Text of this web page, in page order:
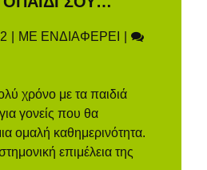
Categories
ΜΕ ΕΝΔΙΑΦΕΡΕΙ
χρόνο με τα παιδιά
γονείς που θα
ομαλή καθημερινότητα.
επιμέλεια της